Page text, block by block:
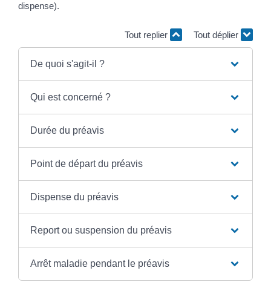
dispense).
Tout replier Tout déplier
De quoi s'agit-il ?
Qui est concerné ?
Durée du préavis
Point de départ du préavis
Dispense du préavis
Report ou suspension du préavis
Arrêt maladie pendant le préavis